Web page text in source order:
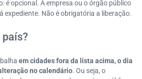
é opcional. A empresa ou o órgão público
expediente. Não é obrigatória a liberação.
país?
em cidades fora da lista acima, o dia
no calendário. Ou seja, o